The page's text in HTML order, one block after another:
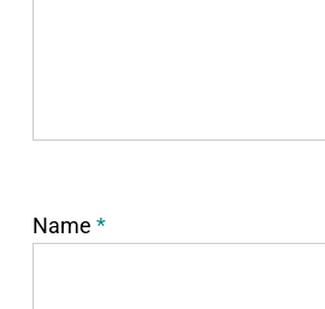
Name *